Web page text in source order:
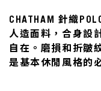
CHATHAM 針織
人造面料，合身設
自在。磨損和折皺
是基本休閒風格的